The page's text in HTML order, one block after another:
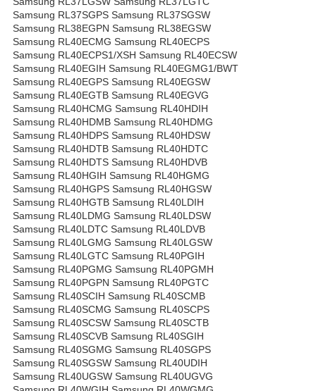
Samsung RL37SGPS Samsung RL37SGSW
Samsung RL38EGPN Samsung RL38EGSW
Samsung RL40ECMG Samsung RL40ECPS
Samsung RL40ECPS1/XSH Samsung RL40ECSW
Samsung RL40EGIH Samsung RL40EGMG1/BWT
Samsung RL40EGPS Samsung RL40EGSW
Samsung RL40EGTB Samsung RL40EGVG
Samsung RL40HCMG Samsung RL40HDIH
Samsung RL40HDMB Samsung RL40HDMG
Samsung RL40HDPS Samsung RL40HDSW
Samsung RL40HDTB Samsung RL40HDTC
Samsung RL40HDTS Samsung RL40HDVB
Samsung RL40HGIH Samsung RL40HGMG
Samsung RL40HGPS Samsung RL40HGSW
Samsung RL40HGTB Samsung RL40LDIH
Samsung RL40LDMG Samsung RL40LDSW
Samsung RL40LDTC Samsung RL40LDVB
Samsung RL40LGMG Samsung RL40LGSW
Samsung RL40LGTC Samsung RL40PGIH
Samsung RL40PGMG Samsung RL40PGMH
Samsung RL40PGPN Samsung RL40PGTC
Samsung RL40SCIH Samsung RL40SCMB
Samsung RL40SCMG Samsung RL40SCPS
Samsung RL40SCSW Samsung RL40SCTB
Samsung RL40SCVB Samsung RL40SGIH
Samsung RL40SGMG Samsung RL40SGPS
Samsung RL40SGSW Samsung RL40UDIH
Samsung RL40UGSW Samsung RL40UGVG